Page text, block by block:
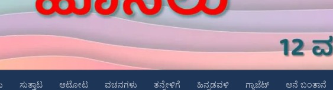
ಸುತ್ತಾಟ ಆಟೋಟ ವಚನಗಳು ತನ್ನೇಳಿಗೆ ಹಿನ್ನಡವಳಿ ಗ್ಯಾಜೆಟ್ ಆನೆ ಬಂತಾನೆ